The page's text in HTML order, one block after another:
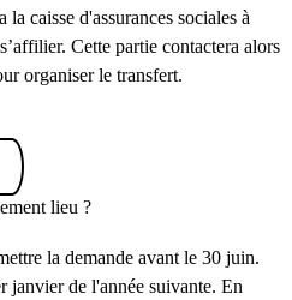
la caisse d'assurances sociales à
Cette partie contactera alors
organiser le transfert.
lieu ?
la demande avant le 30 juin.
janvier de l'année suivante. En